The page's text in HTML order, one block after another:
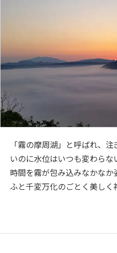
「霧の摩周湖」と呼ばれ、
いのに水位はいつも変わら
時間を霧が包み込みなかなか
ふと千変万化のごとく美しく